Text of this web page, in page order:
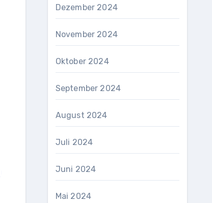
Dezember 2024
November 2024
Oktober 2024
September 2024
August 2024
Juli 2024
Juni 2024
Mai 2024